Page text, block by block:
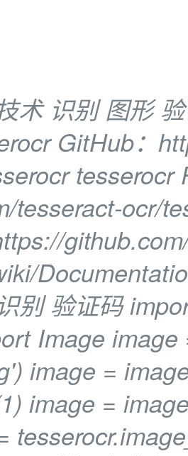
术 识别图形
GitHub：
tesserocr
tesseract-ocr/
别验证码
Image image
image =
image =